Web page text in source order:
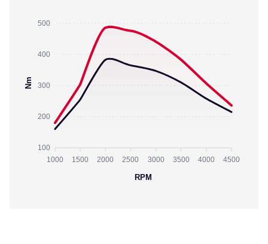
500
400
300
200
100
Nm
1000 1500 2000 2500 3000 3500 4000 4500
RPM